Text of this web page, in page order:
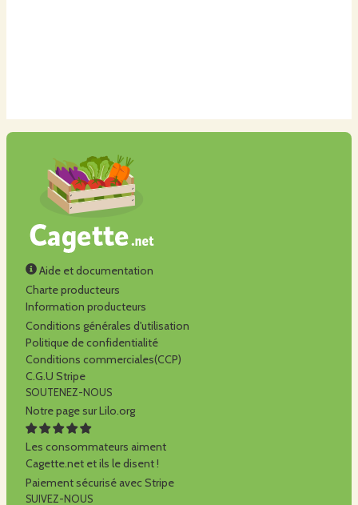
Aide et documentation
Charte producteurs
Information producteurs
Conditions générales d'utilisation
Politique de confidentialité
Conditions commerciales(CCP)
C.G.U Stripe
SOUTENEZ-NOUS
Notre page sur Lilo.org
Les consommateurs aiment
Cagette.net et ils le disent !
Paiement sécurisé avec Stripe
SUIVEZ-NOUS